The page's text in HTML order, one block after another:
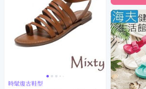
時髦復古鞋型